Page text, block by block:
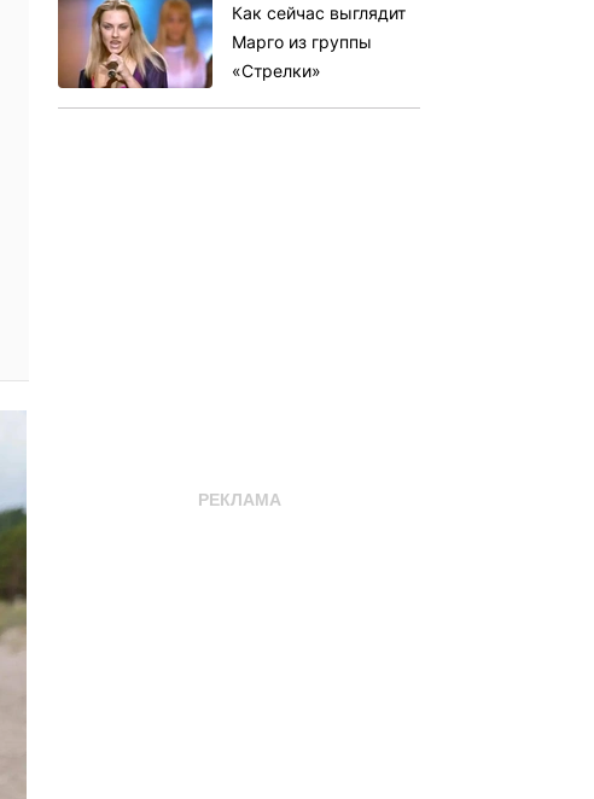
Как сейчас выглядит
Марго из группы
«Стрелки»